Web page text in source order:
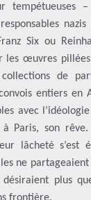
nazis
Six ou
les œuvres
de
entiers en
avec
à Paris, son
lâcheté s’est
ne
désiraient plus